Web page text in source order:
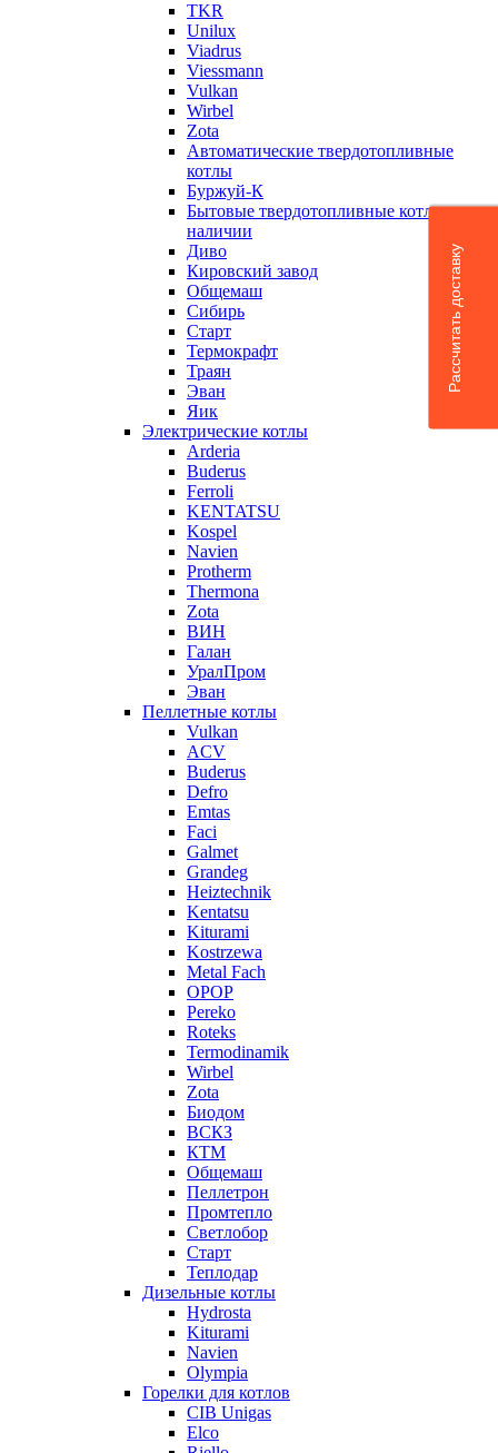
TKR
Unilux
Viadrus
Viessmann
Vulkan
Wirbel
Zota
Автоматические твердотопливные
котлы
Буржуй-К
Бытовые твердотопливные котлы в
наличии
Диво
Кировский завод
Общемаш
Сибирь
Старт
Термокрафт
Траян
Эван
Яик
Электрические котлы
Arderia
Buderus
Ferroli
KENTATSU
Kospel
Navien
Protherm
Thermona
Zota
ВИН
Галан
УралПром
Эван
Пеллетные котлы
Vulkan
ACV
Buderus
Defro
Emtas
Faci
Galmet
Grandeg
Heiztechnik
Kentatsu
Kiturami
Kostrzewa
Metal Fach
OPOP
Pereko
Roteks
Termodinamik
Wirbel
Zota
Биодом
ВСКЗ
КТМ
Общемаш
Пеллетрон
Промтепло
Светлобор
Старт
Теплодар
Дизельные котлы
Hydrosta
Kiturami
Navien
Olympia
Горелки для котлов
CIB Unigas
Elco
Рассчитать доставку